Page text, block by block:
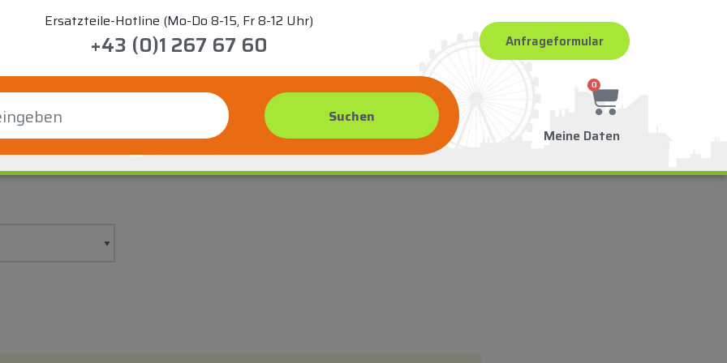
Ersatzteile-Hotline (Mo-Do 8-15, Fr 8-12 Uhr)
+43 (0)1 267 67 60 Anfrageformular
0
Meine Daten